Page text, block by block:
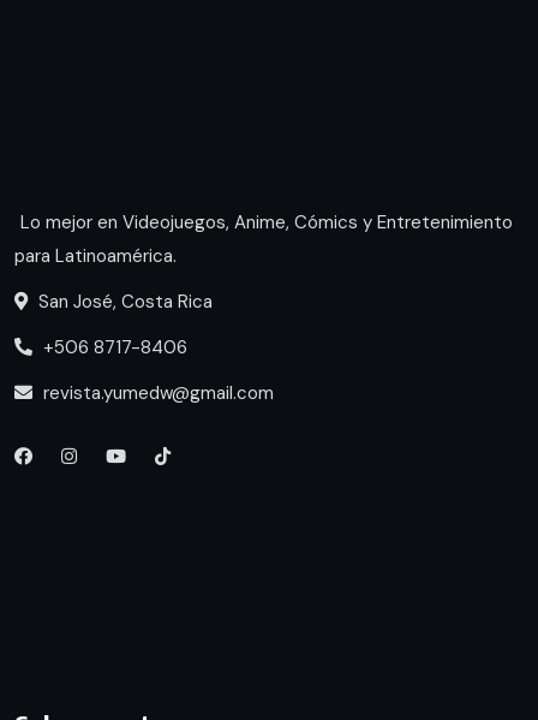
Lo mejor en Videojuegos, Anime, Cómics y Entretenimiento
para Latinoamérica.
San José, Costa Rica
+506 8717-8406
revista.yumedw@gmail.com